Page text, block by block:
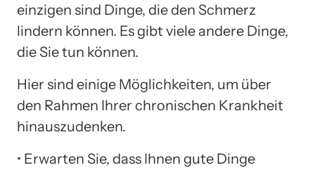
einzigen sind Dinge, die den Schmerz
lindern können. Es gibt viele andere Dinge,
die Sie tun können.
Hier sind einige Möglichkeiten, um über
den Rahmen Ihrer chronischen Krankheit
hinauszudenken.
• Erwarten Sie, dass Ihnen gute Dinge